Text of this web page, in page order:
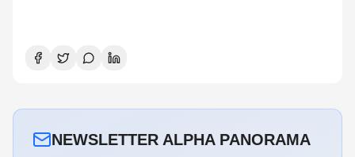
NEWSLETTER ALPHA PANORAMA